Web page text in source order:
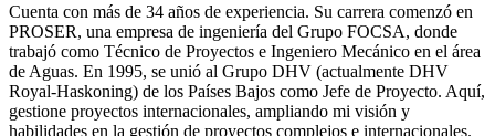
Cuenta con más de 34 años de experiencia. Su carrera comenzó en
PROSER, una empresa de ingeniería del Grupo FOCSA, donde
trabajó como Técnico de Proyectos e Ingeniero Mecánico en el área
de Aguas. En 1995, se unió al Grupo DHV (actualmente DHV
Royal-Haskoning) de los Países Bajos como Jefe de Proyecto. Aquí,
gestione proyectos internacionales, ampliando mi visión y
habilidades en la gestión de proyectos complejos e internacionales.